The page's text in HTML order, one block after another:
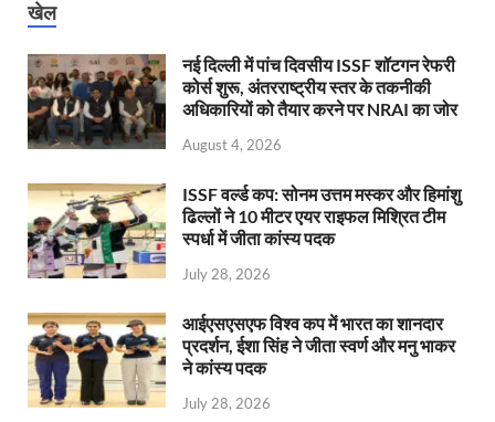
खेल
नई दिल्ली में पांच दिवसीय ISSF शॉटगन रेफरी
कोर्स शुरू, अंतरराष्ट्रीय स्तर के तकनीकी
अधिकारियों को तैयार करने पर NRAI का जोर
August 4, 2026
ISSF वर्ल्ड कप: सोनम उत्तम मस्कर और हिमांशु
ढिल्लों ने 10 मीटर एयर राइफल मिश्रित टीम
स्पर्धा में जीता कांस्य पदक
July 28, 2026
आईएसएसएफ विश्व कप में भारत का शानदार
प्रदर्शन, ईशा सिंह ने जीता स्वर्ण और मनु भाकर
ने कांस्य पदक
July 28, 2026